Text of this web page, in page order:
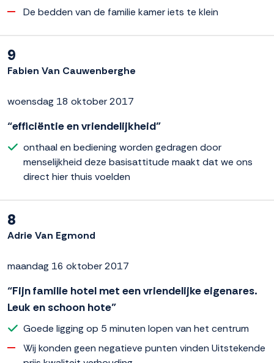
De bedden van de familie kamer iets te klein
9
Fabien Van Cauwenberghe
woensdag 18 oktober 2017
“efficiëntie en vriendelijkheid”
onthaal en bediening worden gedragen door
menselijkheid deze basisattitude maakt dat we ons
direct hier thuis voelden
8
Adrie Van Egmond
maandag 16 oktober 2017
“Fijn familie hotel met een vriendelijke eigenares.
Leuk en schoon hote”
Goede ligging op 5 minuten lopen van het centrum
Wij konden geen negatieve punten vinden Uitstekende